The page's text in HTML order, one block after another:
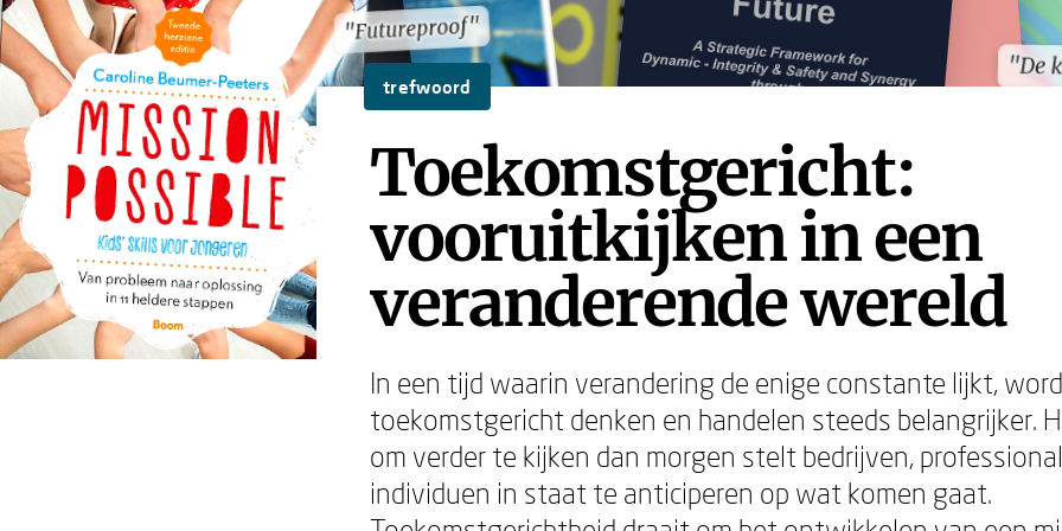
"Futureproof"
"De
"Futureproof"
"De
trefwoord
Toekomstgericht:
vooruitkijken in een
veranderende wereld
In een tijd waarin verandering de enige constante lijkt,
toekomstgericht denken en handelen steeds belangrijker.
om verder te kijken dan morgen stelt bedrijven,
individuen in staat te anticiperen op wat komen gaat.